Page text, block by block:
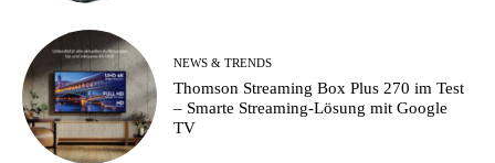
NEWS & TRENDS
Thomson Streaming Box Plus 270 im Test
– Smarte Streaming-Lösung mit Google
TV